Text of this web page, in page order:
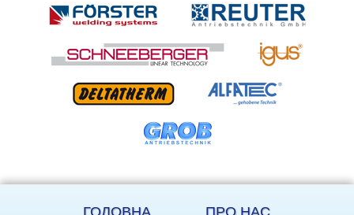
ГОЛОВНА
ПРО НАС